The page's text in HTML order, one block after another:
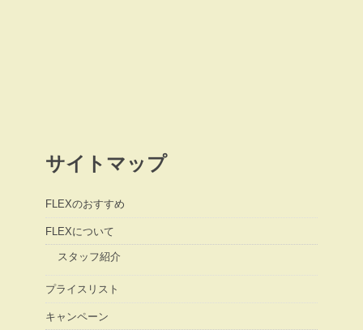
サイトマップ
FLEXのおすすめ
FLEXについて
スタッフ紹介
プライスリスト
キャンペーン